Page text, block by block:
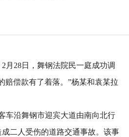
2月28日，舞钢法院民一庭成功调
赔偿款有了着落。”杨某和袁某拉
车沿舞钢市迎宾大道由南向北行
二人受伤的道路交通事故。该事